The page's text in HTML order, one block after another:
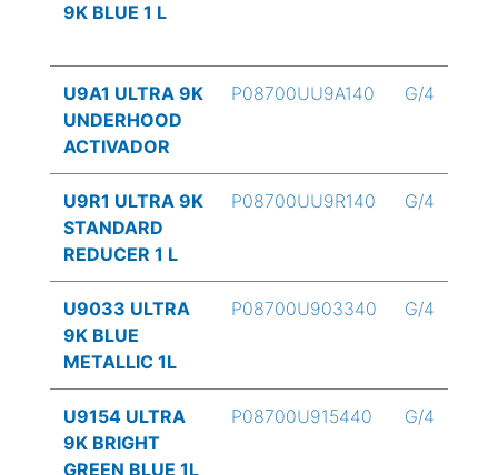
9K BLUE 1 L
U9A1 ULTRA 9K
UNDERHOOD
ACTIVADOR
P08700UU9A140 G/4
U9R1 ULTRA 9K
STANDARD
REDUCER 1 L
P08700UU9R140 G/4
U9033 ULTRA
9K BLUE
METALLIC 1L
P08700U903340 G/4
U9154 ULTRA
9K BRIGHT
GREEN BLUE 1L
P08700U915440 G/4